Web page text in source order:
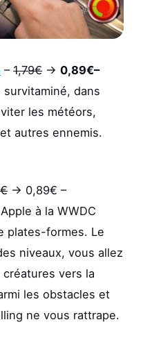
– 1,79€ -> 0,89€–
dans
les météors,
autres ennemis.
-> 0,89€ –
à la WWDC
plates-formes. Le
niveaux, vous allez
vers la
les obstacles et
ne vous rattrape.